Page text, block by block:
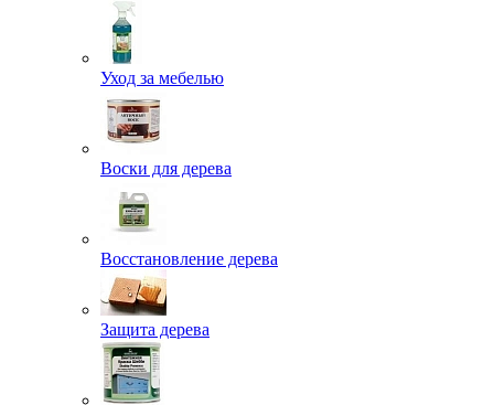
Уход за мебелью
Воски для дерева
Восстановление дерева
Защита дерева